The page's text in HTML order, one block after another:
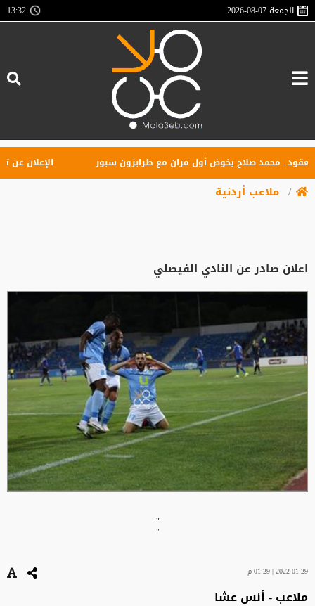
الجمعة2026-08-07
13:32
محمد صلاح يخوض أول مران مع طرابزون سبور الإعلان عن
ملاعب أردنية
اعلان صادر عن النادي الفيصلي
"
"
2022-01-29 | 01:29 م
ملاعب - أنس عشا